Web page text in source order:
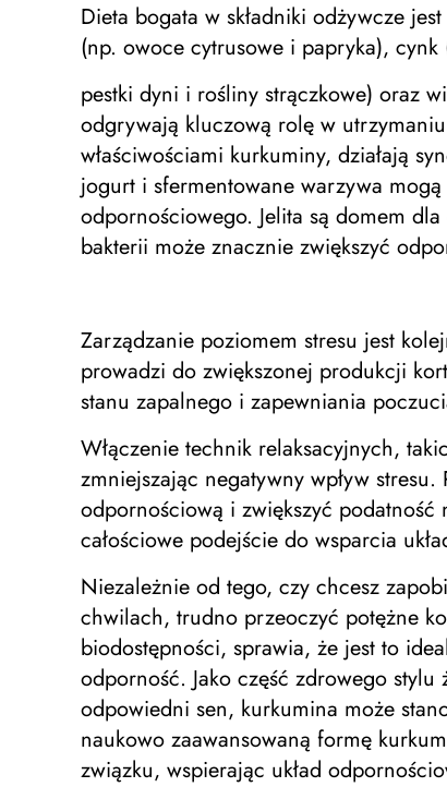
Dieta bogata w składniki odżywcze
(np. owoce cytrusowe i papryka), cynk
pestki dyni i rośliny strączkowe) oraz
odgrywają kluczową rolę w
właściwościami kurkuminy, działają
jogurt i sfermentowane warzywa
odpornościowego. Jelita są domem
bakterii może znacznie zwiększyć
Zarządzanie poziomem stresu jest
prowadzi do zwiększonej produkcji
stanu zapalnego i zapewniania
Włączenie technik relaksacyjnych,
zmniejszając negatywny wpływ
odpornościową i zwiększyć
całościowe podejście do wsparcia
Niezależnie od tego, czy chcesz
chwilach, trudno przeoczyć potężne
biodostępności, sprawia, że ​​jest to
odporność. Jako część zdrowego
odpowiedni sen, kurkumina może
naukowo zaawansowaną formę
związku, wspierając układ